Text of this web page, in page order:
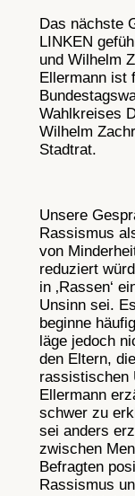
Das nächste
LINKEN
und Wilhelm
Ellermann ist
Wahlkreises
Wilhelm
Stadtrat.
Unsere
Rassismus
von
reduziert
in ‚Rassen‘
Unsinn sei.
beginne
läge jedoch
den Eltern,
rassistischen
Ellermann
schwer zu
sei anders
zwischen
Befragten
Rassismus